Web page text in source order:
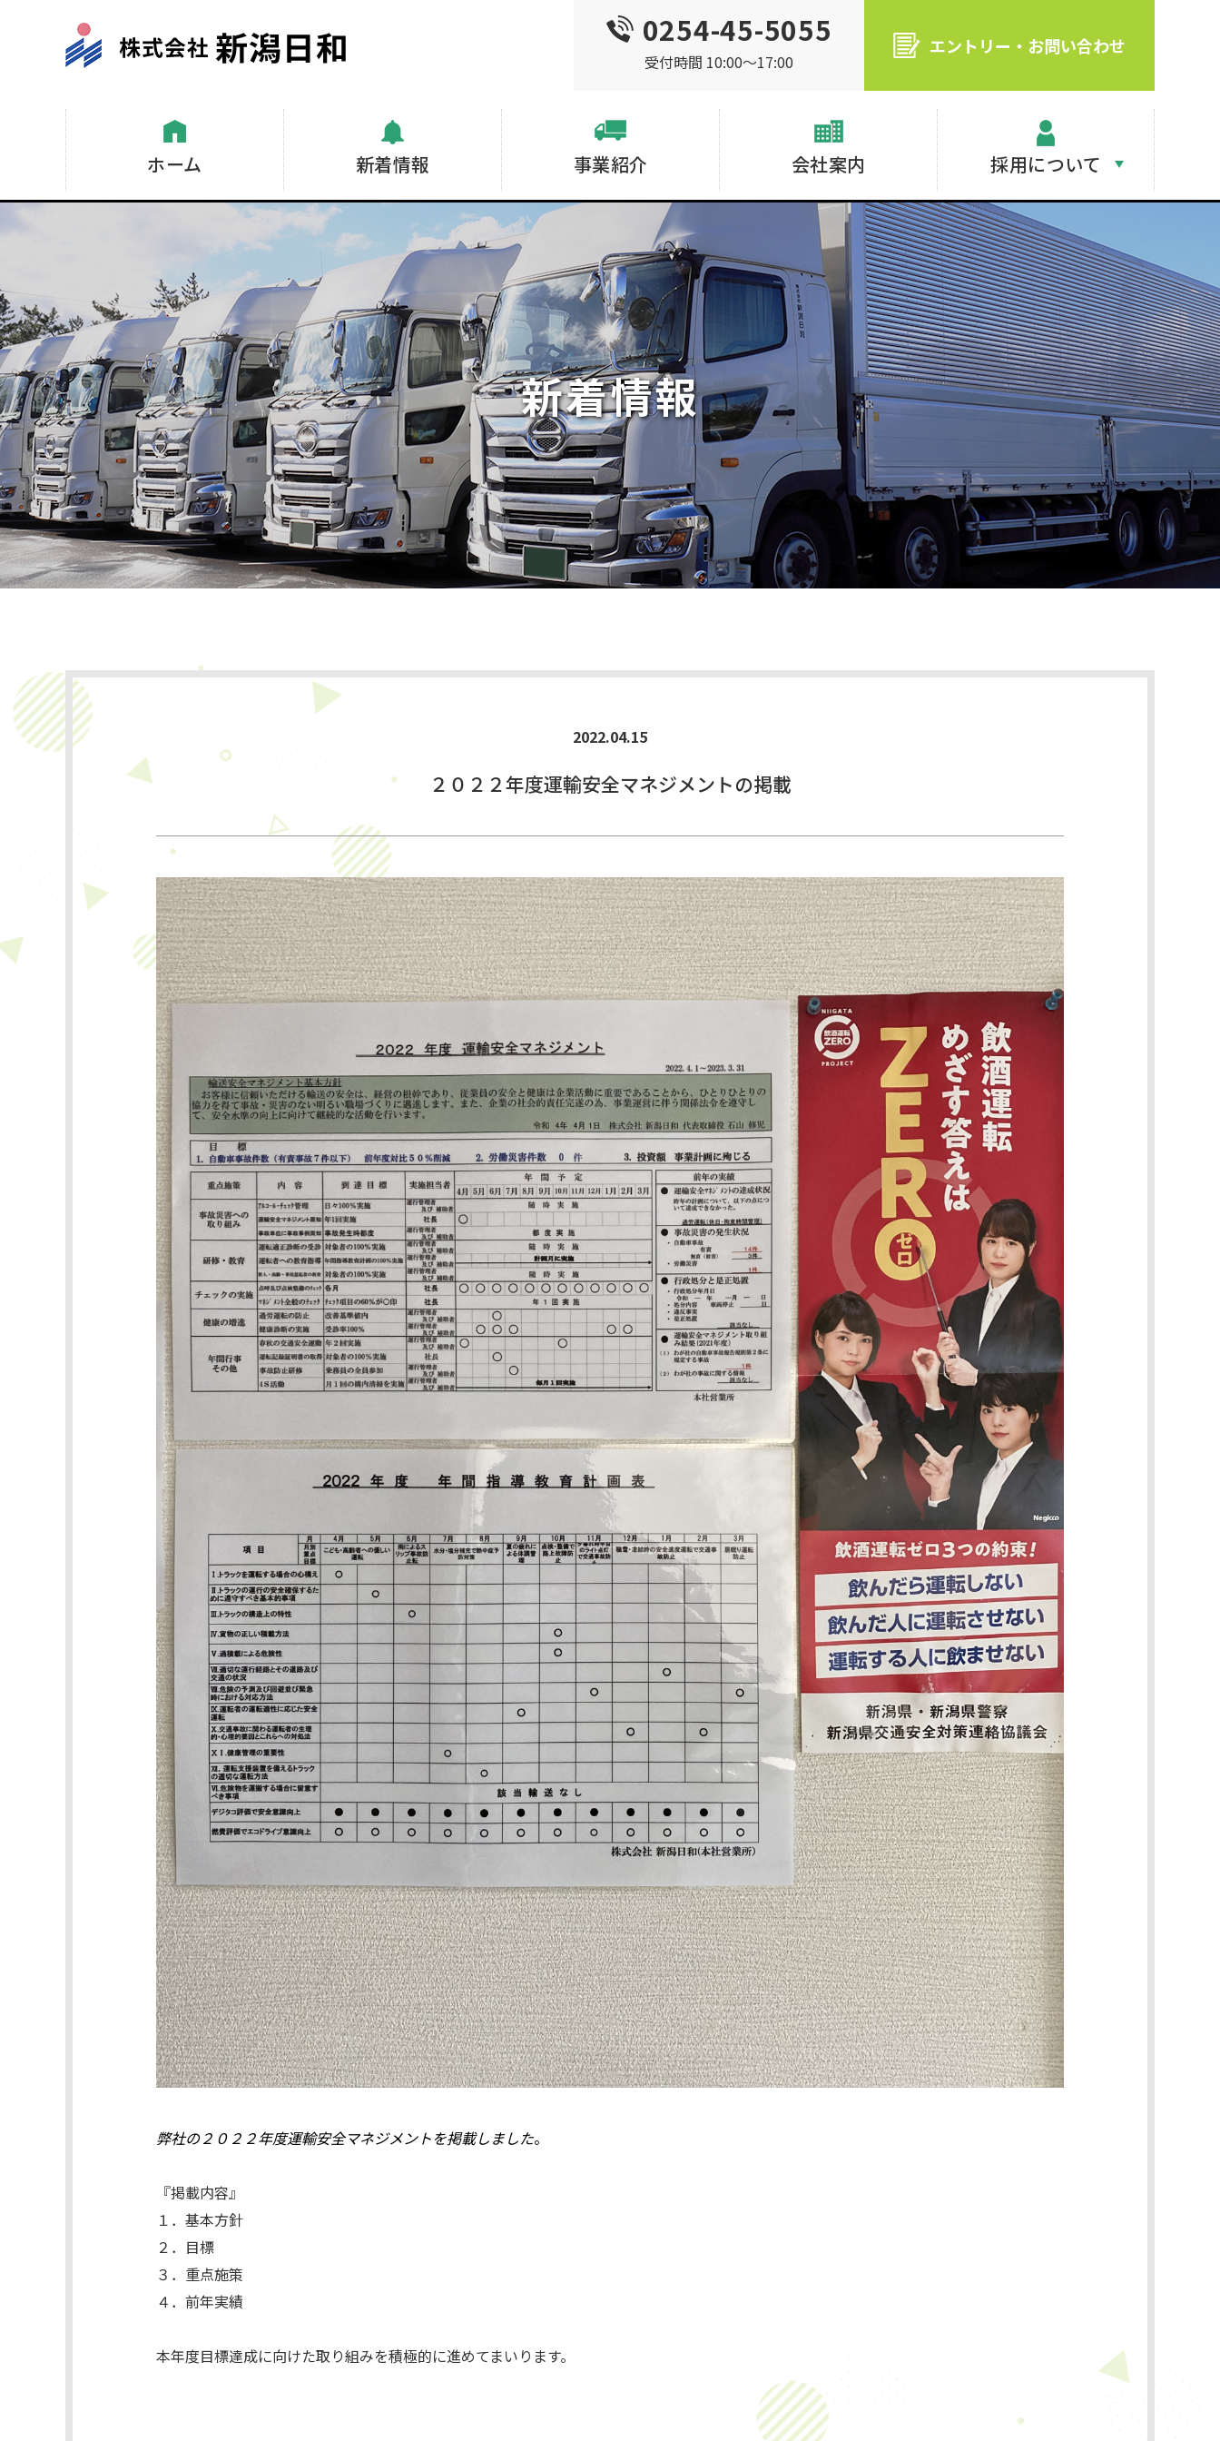
0254-45-5055
受付時間 10:00〜17:00
エントリー・お問い合わせ
ホーム 新着情報 事業紹介 会社案内 採用について
新着情報
2022.04.15
２０２２年度運輸安全マネジメントの掲載
弊社の２０２２年度運輸安全マネジメントを掲載しました。
『掲載内容』
１．基本方針
２．目標
３．重点施策
４．前年実績
本年度目標達成に向けた取り組みを積極的に進めてまいります。